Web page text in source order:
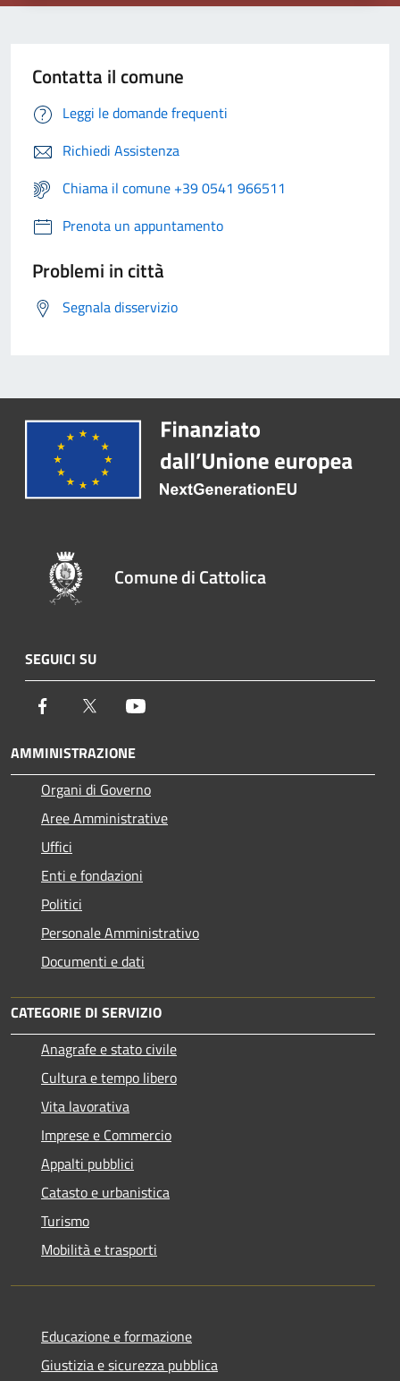
Contatta il comune
Leggi le domande frequenti
Richiedi Assistenza
Chiama il comune +39 0541 966511
Prenota un appuntamento
Problemi in città
Segnala disservizio
Comune di Cattolica
SEGUICI SU
Facebook Twitter
AMMINISTRAZIONE
Organi di Governo
Aree Amministrative
Uffici
Enti e fondazioni
Politici
Personale Amministrativo
Documenti e dati
CATEGORIE DI SERVIZIO
Anagrafe e stato civile
Cultura e tempo libero
Vita lavorativa
Imprese e Commercio
Appalti pubblici
Catasto e urbanistica
Turismo
Mobilità e trasporti
Educazione e formazione
Giustizia e sicurezza pubblica